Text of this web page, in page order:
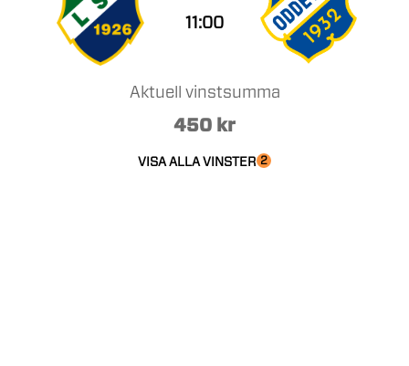
11:00
Aktuell vinstsumma
450 kr
VISA ALLA VINSTER 2